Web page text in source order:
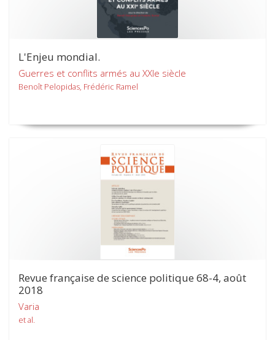
L'Enjeu mondial.
Guerres et conflits armés au XXIe siècle
Benoît Pelopidas, Frédéric Ramel
Revue française de science politique 68-4, août
2018
Varia
et al.